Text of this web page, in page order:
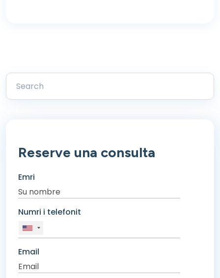
Reserve una consulta
Emri
Numri i telefonit
Email